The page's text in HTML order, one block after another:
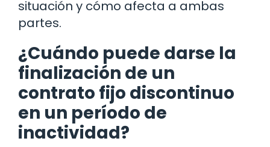
situación y cómo afecta a ambas
partes.
¿Cuándo puede darse la
finalización de un
contrato fijo discontinuo
en un período de
inactividad?